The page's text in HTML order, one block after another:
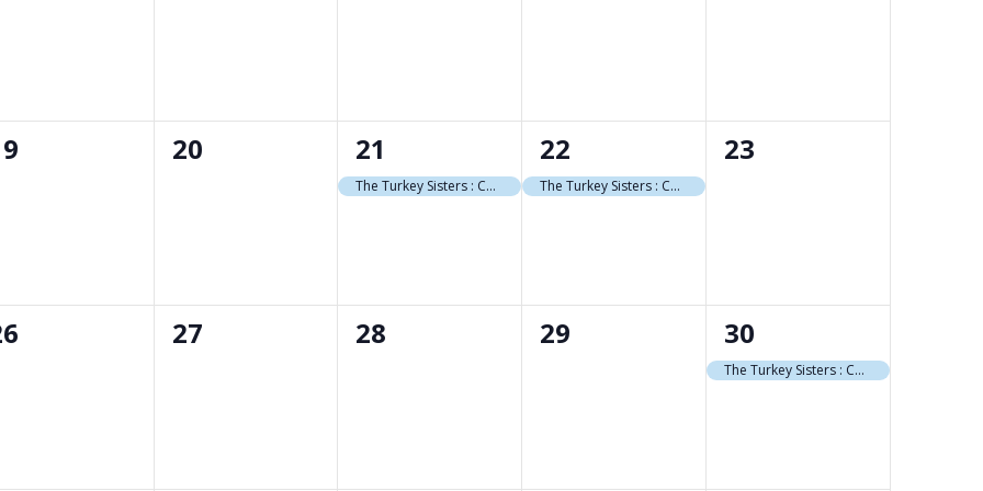
0
20
1
évènement,
21
The Turkey Sisters : Chansons en recommandé
1
évènement,
22
The Turkey Sisters : Chansons en recommandé
0
23
0
27
0
28
0
29
1
évènement,
30
The Turkey Sisters : Chansons en recommandé